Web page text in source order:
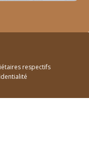
respectifs